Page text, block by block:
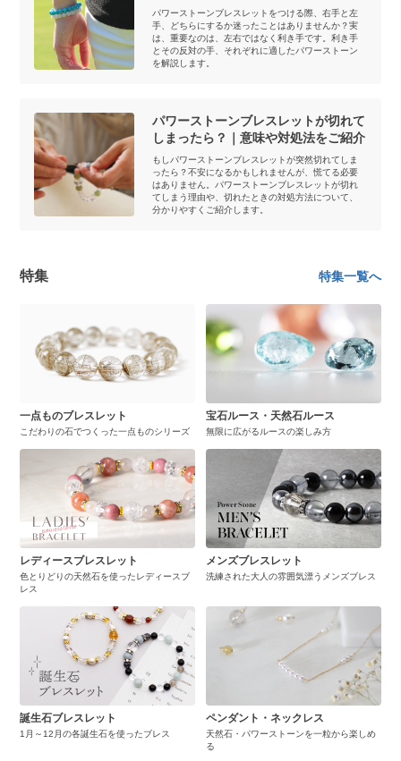
パワーストーンブレスレットをつける際、右手と左
手、どちらにするか迷ったことはありませんか？実
は、重要なのは、左右ではなく利き手です。利き手
とその反対の手、それぞれに適したパワーストーン
を解説します。
パワーストーンブレスレットが切れて
しまったら？｜意味や対処法をご紹介
もしパワーストーンブレスレットが突然切れてしま
ったら？不安になるかもしれませんが、慌てる必要
はありません。パワーストーンブレスレットが切れ
てしまう理由や、切れたときの対処方法について、
分かりやすくご紹介します。
特集 特集一覧へ
一点ものブレスレット
こだわりの石でつくった一点ものシリーズ
宝石ルース・天然石ルース
無限に広がるルースの楽しみ方
レディースブレスレット
色とりどりの天然石を使ったレディースブ
レス
メンズブレスレット
洗練された大人の雰囲気漂うメンズブレス
誕生石ブレスレット
1月～12月の各誕生石を使ったブレス
ペンダント・ネックレス
天然石・パワーストーンを一粒から楽しめ
る